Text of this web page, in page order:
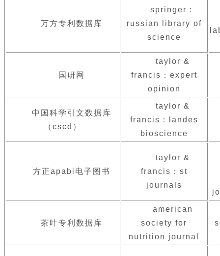
万方专利数据库
springer：
russian library of
science
国研网
taylor &
francis：expert
opinion
中国科学引文数据库
（cscd）
taylor &
francis：landes
bioscience
方正apabi电子图书
taylor &
francis：st
journals
茶叶专利数据库
american
society for
nutrition journal